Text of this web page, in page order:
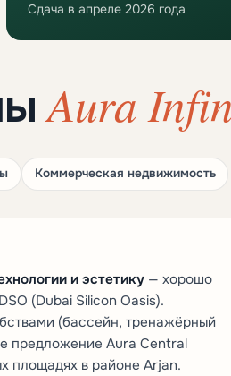
Сдача в апреле 2026 года
Aura
Коммерческая недвижимость
и эстетику — хорошо
(Dubai Silicon Oasis).
(бассейн, тренажёрный
предложение Aura Central
площадях в районе Arjan.